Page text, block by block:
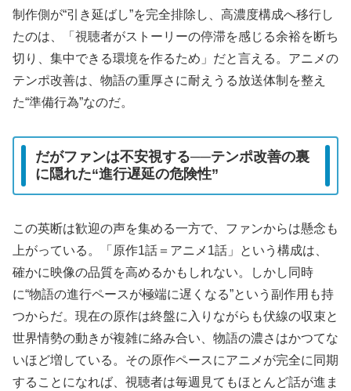
制作側が“引き延ばし”を完全排除し、高濃度構成へ移行し
たのは、「視聴者がストーリーの停滞を感じる余裕を断ち
切り、集中できる環境を作るため」だと言える。アニメの
テンポ改善は、物語の重厚さに耐えうる放送体制を整え
た“準備行為”なのだ。
だがファンは不安視する──テンポ改善の裏
に隠れた“進行遅延の危険性”
この英断は歓迎の声を集める一方で、ファンからは懸念も
上がっている。「原作1話＝アニメ1話」という構成は、
確かに映像の品質を高めるかもしれない。しかし同時
に“物語の進行ペースが極端に遅くなる”という副作用も持
つからだ。現在の原作は終盤に入りながらも伏線の収束と
世界情勢の動きが複雑に絡み合い、物語の濃さはかつてな
いほど増している。その原作ペースにアニメが完全に同期
することになれば、視聴者は毎週見てもほとんど話が進ま